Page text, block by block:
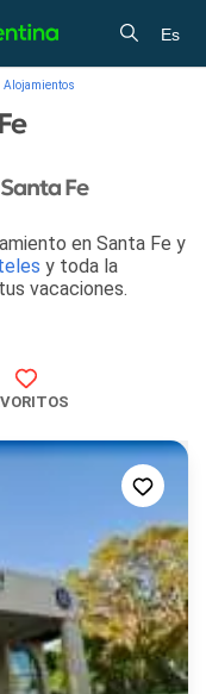
Es
Alojamientos
Fe
en Santa Fe y
y toda la
vacaciones.